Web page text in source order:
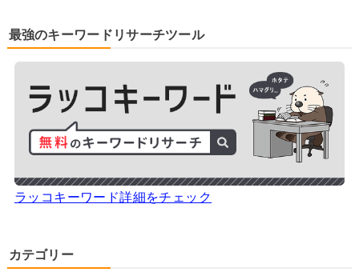
最強のキーワードリサーチツール
ラッコキーワード詳細をチェック
カテゴリー